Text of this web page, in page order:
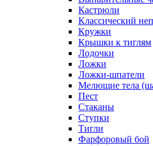
Кастрюли
Классический
Кружки
Крышки к тиглям
Лодочки
Ложки
Ложки-шпатели
Мелющие тела
Пест
Стаканы
Ступки
Тигли
Фарфоровый бой